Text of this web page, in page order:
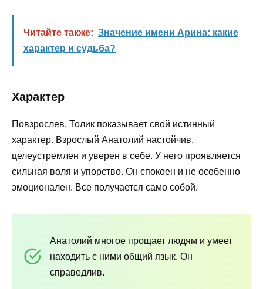
Читайте также: Значение имени Арина: какие
характер и судьба?
Характер
Повзрослев, Толик показывает свой истинный
характер. Взрослый Анатолий настойчив,
целеустремлен и уверен в себе. У него проявляется
сильная воля и упорство. Он спокоен и не особенно
эмоционален. Все получается само собой.
Анатолий многое прощает людям и умеет
находить с ними общий язык. Он
справедлив.